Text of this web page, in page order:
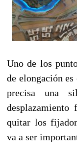
Uno de los
de elongación
precisa una
desplazamiento
quitar los
va a ser